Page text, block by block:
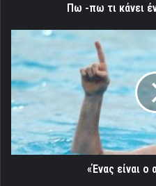
Πω -πω τι κάνει
«Ένας
ο
αυτοκράτορας»
«Ένας είναι ο